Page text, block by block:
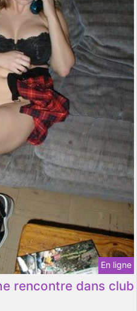
En ligne
rencontre dans club